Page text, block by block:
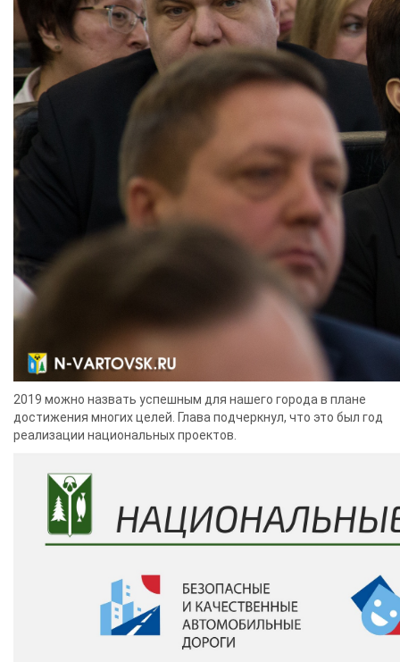
2019 можно назвать успешным для нашего города в плане
достижения многих целей. Глава подчеркнул, что это был год
реализации национальных проектов.